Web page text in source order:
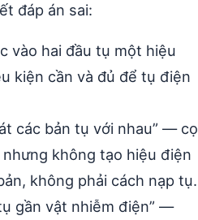
đáp án sai:
vào hai đầu tụ một hiệu
kiện cần và đủ để tụ điện
các bản tụ với nhau” — cọ
không tạo hiệu điện
không phải cách nạp tụ.
gần vật nhiễm điện” —